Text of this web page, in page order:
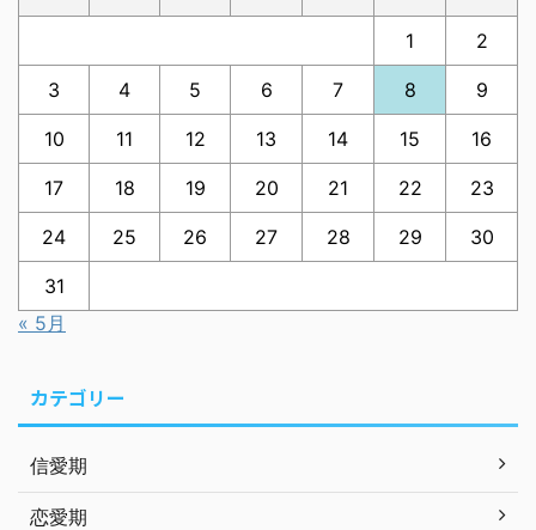
1 2
3 4 5 6 7 8 9
10 11 12 13 14 15 16
17 18 19 20 21 22 23
24 25 26 27 28 29 30
31
« 5月
カテゴリー
信愛期
恋愛期